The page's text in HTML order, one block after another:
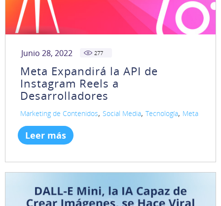
Junio 28, 2022 277
Meta Expandirá la API de
Instagram Reels a
Desarrolladores
Marketing de Contenidos, Social Media, Tecnología, Meta
Leer más